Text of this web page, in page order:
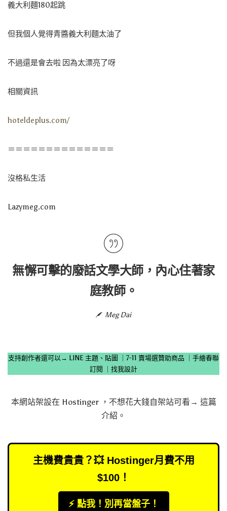
義大利麵180起跳
但我個人覺得青醬義大利麵太油了
不過還是會去啦 因為太漂亮了呀
相關資訊
hoteldeplus.com/
＝＝＝＝＝＝＝＝＝＝＝＝＝＝
沒格私生活
Lazymeg.com
無懈可擊的廢話文學大師，內心住著家
庭教師。
Meg Dai
支持創作者還可以→ LINE 主題、貼圖 7-11 賣場選贊助商品
手繪春聯
訂閱
找我設計
本網站架設在 Hostinger，不想花大錢自架站可看→ 這篇
介紹 。
主機費貴貴？💥 Hostinger月費不用
$100！
⚡️ 點我！別再當盤子！